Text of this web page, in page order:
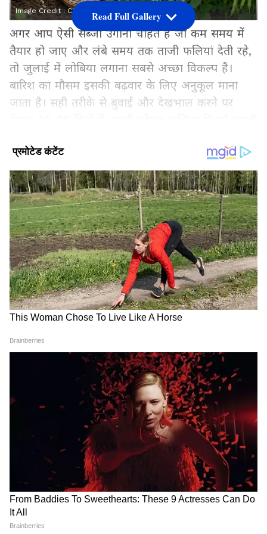
Image Credit :Chat Gpt
अगर आप ऐसी सब्जी उगाना चाहते हैं जो कम समय में
तैयार हो जाए और लंबे समय तक ताजी फलियां देती रहे,
तो जुलाई में लोबिया लगाना सबसे अच्छा विकल्प है।
बारिश का मौसम इसकी बढ़वार के लिए अनुकूल माना
जाता है। सही तरीके से बुवाई और देखभाल करने पर
में सबसे पहले लोबिया की खेती करना पसंद करते हैं।
Add Asianetnews Hindi as a Preferred
Source
2
5
Image Credit :
जुलाई में क्यों लगाएं लोबिया?
लोबिया गर्म और नमी वाले मौसम में तेजी से बढ़ने वाली
सब्जी है। जुलाई की बारिश इसके बीजों के अंकुरण और
पौधों की ग्रोथ के लिए बेस्ट सीजन है। अच्छी धूप और
हल्की नमी मिलने पर पौधे तेजी से फैलते हैं और जल्द ही
फूल आने लगते हैं। यही कारण है कि जुलाई में लगाई गई
लोबिया अगस्त से लगातार ताजी फलियां देना शुरू कर
देती है।
Read Full Gallery